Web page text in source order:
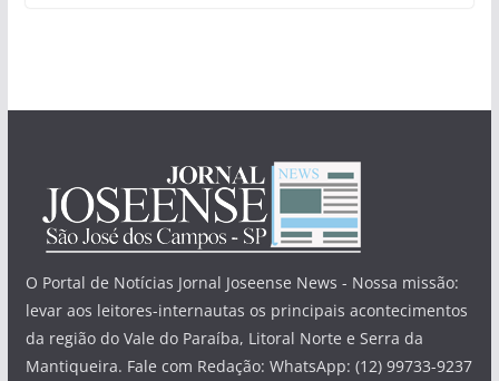
O Portal de Notícias Jornal Joseense News - Nossa missão:
levar aos leitores-internautas os principais acontecimentos
da região do Vale do Paraíba, Litoral Norte e Serra da
Mantiqueira. Fale com Redação: WhatsApp: (12) 99733-9237